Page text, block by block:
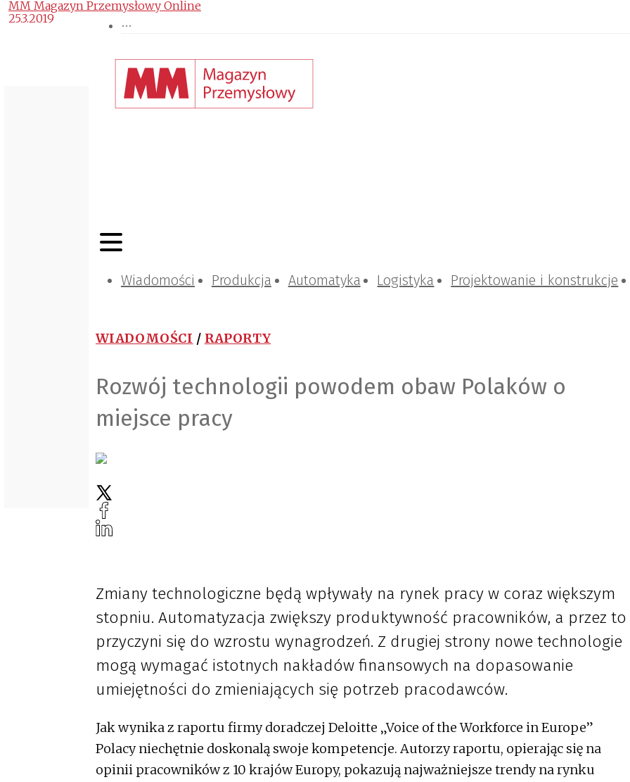
Wiadomości Produkcja Automatyka Logistyka Projektowanie i konstrukcje
WIADOMOŚCI / RAPORTY
Rozwój technologii powodem obaw Polaków o
miejsce pracy
MM Magazyn Przemysłowy Online
25.3.2019
Zmiany technologiczne będą wpływały na rynek pracy w coraz większym
stopniu. Automatyzacja zwiększy produktywność pracowników, a przez to
przyczyni się do wzrostu wynagrodzeń. Z drugiej strony nowe technologie
mogą wymagać istotnych nakładów finansowych na dopasowanie
umiejętności do zmieniających się potrzeb pracodawców.
Jak wynika z raportu firmy doradczej Deloitte „Voice of the Workforce in Europe”
Polacy niechętnie doskonalą swoje kompetencje. Autorzy raportu, opierając się na
opinii pracowników z 10 krajów Europy, pokazują najważniejsze trendy na rynku